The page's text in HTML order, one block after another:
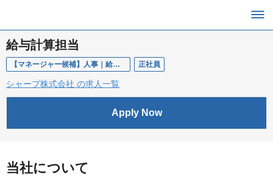
給与計算担当
【マネージャー候補】人事｜給与計算 正社員
シャープ株式会社 の求人一覧
Apply Now
当社について